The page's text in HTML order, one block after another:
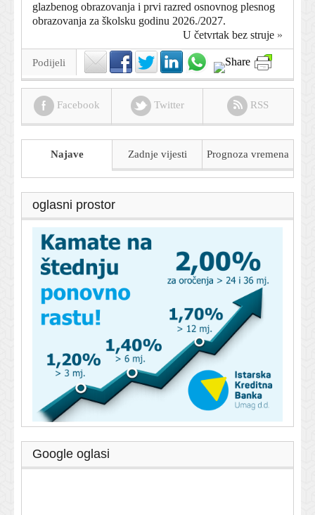
glazbenog obrazovanja i prvi razred osnovnog plesnog
obrazovanja za školsku godinu 2026./2027.
U četvrtak bez struje »
Podijeli
Facebook Twitter RSS
Najave Zadnje vijesti Prognoza vremena
oglasni prostor
Google oglasi